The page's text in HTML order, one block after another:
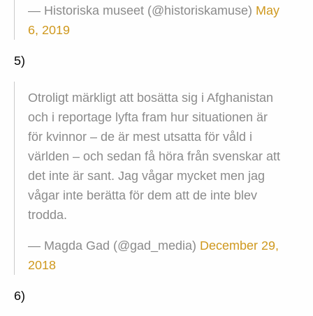
— Historiska museet (@historiskamuse) May
6, 2019
5)
Otroligt märkligt att bosätta sig i Afghanistan
och i reportage lyfta fram hur situationen är
för kvinnor – de är mest utsatta för våld i
världen – och sedan få höra från svenskar att
det inte är sant. Jag vågar mycket men jag
vågar inte berätta för dem att de inte blev
trodda.
— Magda Gad (@gad_media) December 29,
2018
6)